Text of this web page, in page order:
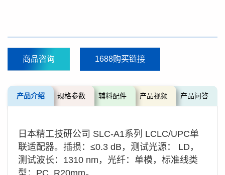
商品咨询 1688购买链接
产品介绍 规格参数 辅料配件 产品视频 产品问答
日本精工技研公司 SLC-A1系列 LCLC/UPC单
联适配器。插损：≤0.3 dB，测试光源： LD，
测试波长：1310 nm，光纤：单模，标准线类
型：PC, R20mm。